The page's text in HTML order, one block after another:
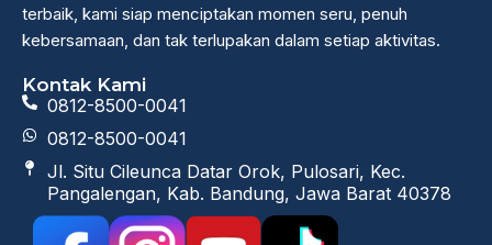
terbaik, kami siap menciptakan momen seru, penuh
kebersamaan, dan tak terlupakan dalam setiap aktivitas.
Kontak Kami
0812-8500-0041
0812-8500-0041
Jl. Situ Cileunca Datar Orok, Pulosari, Kec.
Pangalengan, Kab. Bandung, Jawa Barat 40378